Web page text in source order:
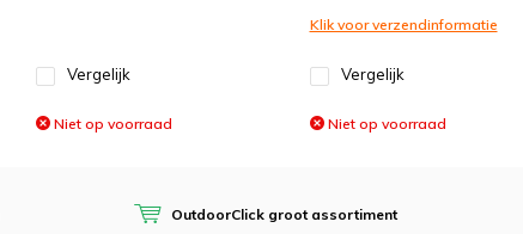
Vergelijk
Niet op voorraad
Klik voor verzendinformatie
Vergelijk
Niet op voorraad
OutdoorClick groot assortiment